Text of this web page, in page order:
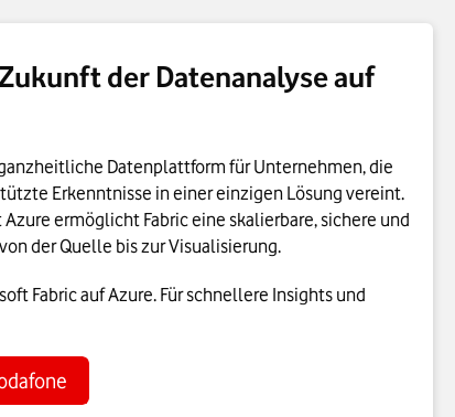
der Datenanalyse auf
Datenplattform für Unternehmen, die
Erkenntnisse in einer einzigen Lösung vereint.
ermöglicht Fabric eine skalierbare, sichere und
der Quelle bis zur Visualisierung.
Fabric auf Azure. Für schnellere Insights und